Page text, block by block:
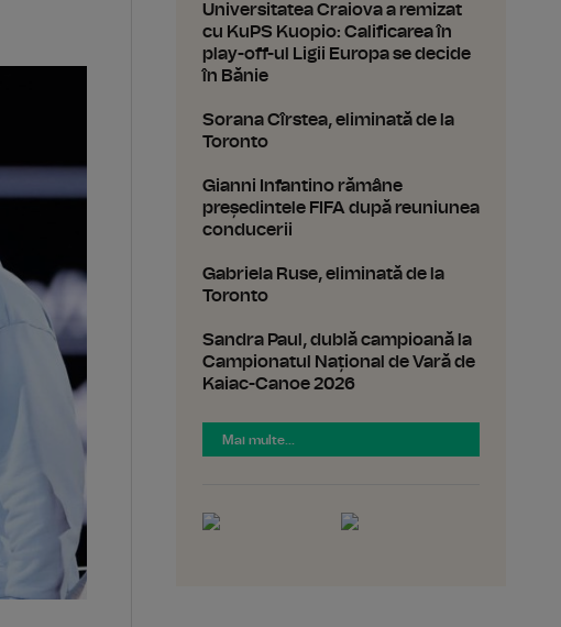
Universitatea Craiova a remizat
cu KuPS Kuopio: Calificarea în
play-off-ul Ligii Europa se decide
în Bănie
Sorana Cîrstea, eliminată de la
Toronto
Gianni Infantino rămâne
președintele FIFA după reuniunea
conducerii
Gabriela Ruse, eliminată de la
Toronto
Sandra Paul, dublă campioană la
Campionatul Național de Vară de
Kaiac-Canoe 2026
Mai multe...